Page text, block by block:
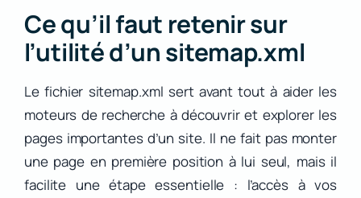
Ce qu’il faut retenir sur
l’utilité d’un sitemap.xml
Le fichier sitemap.xml sert avant tout à aider les
moteurs de recherche à découvrir et explorer les
pages importantes d’un site. Il ne fait pas monter
une page en première position à lui seul, mais il
facilite une étape essentielle : l’accès à vos